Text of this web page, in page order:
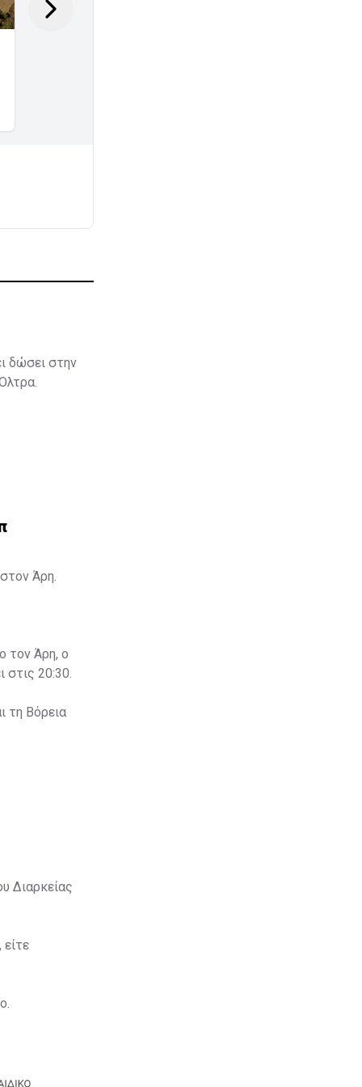
δώσει στην
Άρη.
τον Άρη, ο
στις 20:30.
τη Βόρεια
Διαρκείας
είτε